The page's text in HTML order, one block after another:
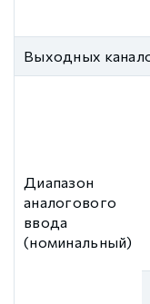
Выходных
Диапазон
аналогового
ввода
(номинальный)